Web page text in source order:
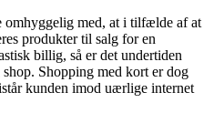
med, at i tilfælde af at
produkter til salg for en
billig, så er det undertiden
Shopping med kort er dog
kunden imod uærlige internet